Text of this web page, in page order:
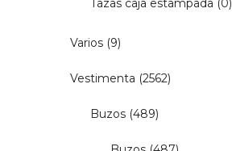
Tazas caja estampada (0)
Varios (9)
Vestimenta (2562)
Buzos (489)